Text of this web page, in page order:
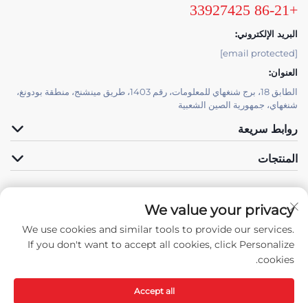
+86-21 33927425
البريد الإلكتروني:
[email protected]
العنوان:
الطابق 18، برج شنغهاي للمعلومات، رقم 1403، طريق مينشنج، منطقة بودونغ،
شنغهاي، جمهورية الصين الشعبية
روابط سريعة
المنتجات
الدعم الفني بواسطة JUTU
تابعنا
حقوق النسخ © جميع الحقوق محفوظة لشركة شنغهاي جوتوب للتقنيات المواد الجديدة
We value your privacy
We use cookies and similar tools to provide our services.
If you don't want to accept all cookies, click Personalize
cookies.
Accept all